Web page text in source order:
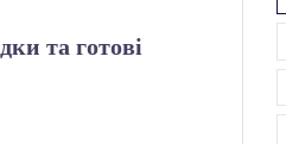
та готові